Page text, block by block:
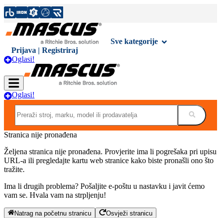
Sve kategorije
Prijava | Registriraj
Oglasi!
Oglasi!
Stranica nije pronađena
Željena stranica nije pronađena. Provjerite ima li pogrešaka pri upisu
URL-a ili pregledajte kartu web stranice kako biste pronašli ono što
tražite.
Ima li drugih problema? Pošaljite e-poštu u nastavku i javit ćemo
vam se. Hvala vam na strpljenju!
Natrag na početnu stranicu Osvježi stranicu